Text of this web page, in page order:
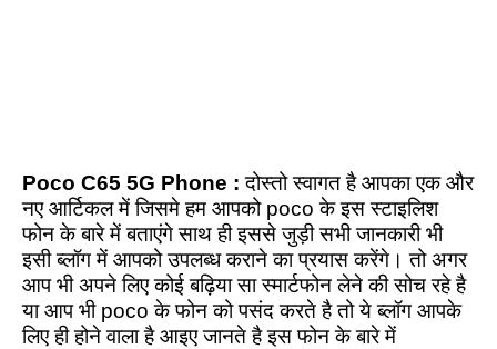
Poco C65 5G Phone :दोस्तो स्वागत है आपका एक और
नए आर्टिकल में जिसमे हम आपको poco के इस स्टाइलिश
फोन के बारे में बताएंगे साथ ही इससे जुड़ी सभी जानकारी भी
इसी ब्लॉग में आपको उपलब्ध कराने का प्रयास करेंगे। तो अगर
आप भी अपने लिए कोई बढ़िया सा स्मार्टफोन लेने की सोच रहे है
या आप भी poco के फोन को पसंद करते है तो ये ब्लॉग आपके
लिए ही होने वाला है आइए जानते है इस फोन के बारे में